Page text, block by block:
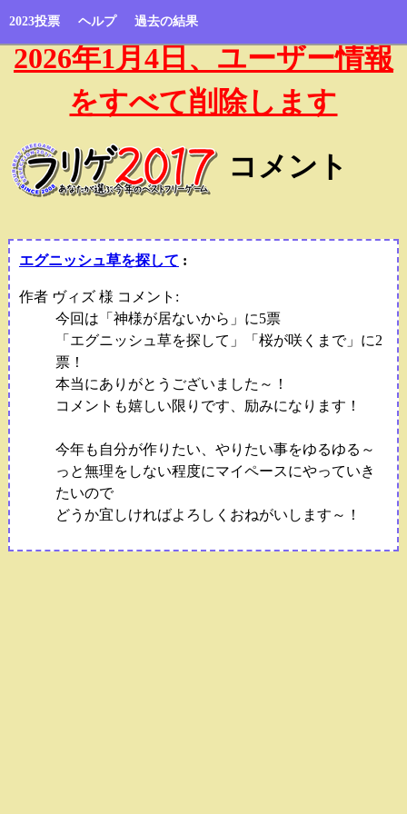
2023投票 ヘルプ 過去の結果
2026年1月4日、ユーザー情報
をすべて削除します
コメント
エグニッシュ草を探して :
作者 ヴィズ 様 コメント:
今回は「神様が居ないから」に5票
「エグニッシュ草を探して」「桜が咲くまで」に2
票！
本当にありがとうございました～！
コメントも嬉しい限りです、励みになります！
今年も自分が作りたい、やりたい事をゆるゆる～
っと無理をしない程度にマイペースにやっていき
たいので
どうか宜しければよろしくおねがいします～！